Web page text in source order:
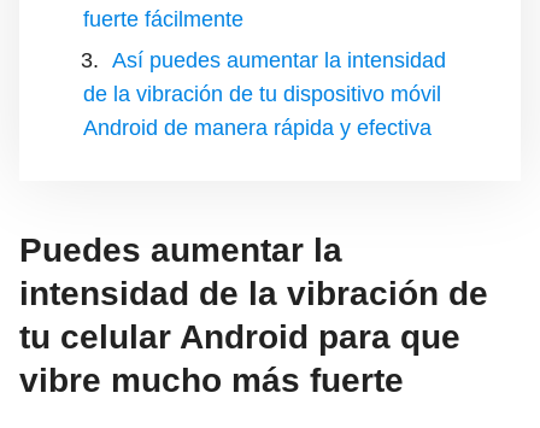
fuerte fácilmente
Así puedes aumentar la intensidad
de la vibración de tu dispositivo móvil
Android de manera rápida y efectiva
Puedes aumentar la
intensidad de la vibración de
tu celular Android para que
vibre mucho más fuerte